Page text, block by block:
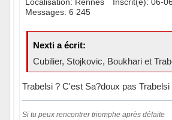
Messages: 6 245
Nexti a écrit:
Cubilier, Stojkovic, Boukhari et
Trabelsi ? C'est Sa?doux pas Trabelsi
Si tu peux rencontrer triomphe après défaite